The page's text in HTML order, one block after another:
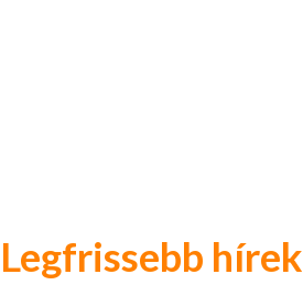
Legfrissebb hírek